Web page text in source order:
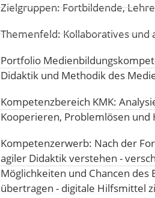
Zielgruppen: Fortbildende,
Themenfeld:Kollaboratives und
Portfolio
Didaktik und Methodik des
Kompetenzbereich KMK:
Kooperieren, Problemlösen und
Kompetenzerwerb: Nach der
agiler Didaktik verstehen -
Möglichkeiten und Chancen
übertragen - digitale Hilfsmittel